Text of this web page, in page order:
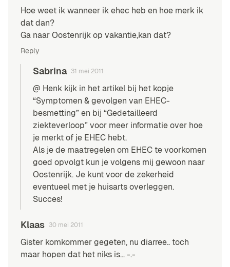
Hoe weet ik wanneer ik ehec heb en hoe merk ik
dat dan?
Ga naar Oostenrijk op vakantie,kan dat?
Reply
Sabrina 31 mei 2011
@ Henk kijk in het artikel bij het kopje
“Symptomen & gevolgen van EHEC-
besmetting” en bij “Gedetailleerd
ziekteverloop” voor meer informatie over hoe
je merkt of je EHEC hebt.
Als je de maatregelen om EHEC te voorkomen
goed opvolgt kun je volgens mij gewoon naar
Oostenrijk. Je kunt voor de zekerheid
eventueel met je huisarts overleggen.
Succes!
Klaas 30 mei 2011
Gister komkommer gegeten, nu diarree.. toch
maar hopen dat het niks is… -.-